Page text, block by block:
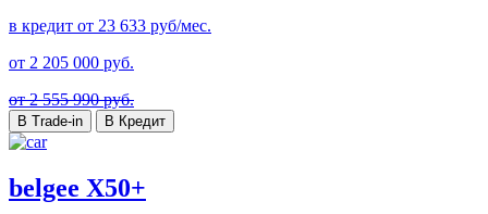
в кредит от 23 633 руб/мес.
от 2 205 000 руб.
от 2 555 990 руб.
В Trade-in В Кредит
belgee X50+